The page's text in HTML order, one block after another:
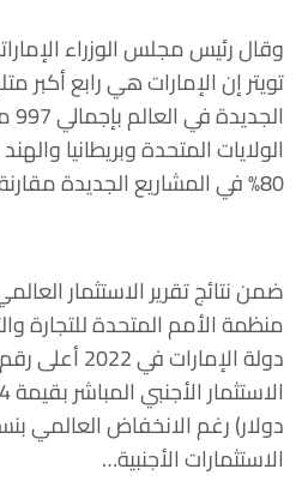
وقال رئيس مجلس الوزراء
تويتر إن الإمارات هي رابع أكبر
الولايات المتحدة وبريطانيا
80% في المشاريع الجديدة مقارنة بالعام الذي سبقه.
منظمة الأمم المتحدة للتجارة
دولة
الاستثمارات الأجنبية…